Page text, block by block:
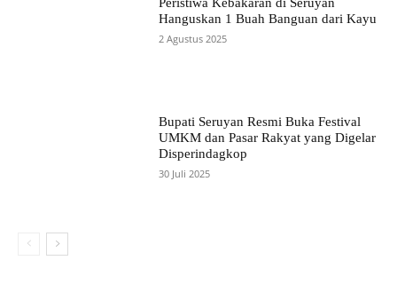
Hanguskan 1 Buah Banguan dari Kayu
2 Agustus 2025
Bupati Seruyan Resmi Buka Festival
UMKM dan Pasar Rakyat yang Digelar
Disperindagkop
30 Juli 2025